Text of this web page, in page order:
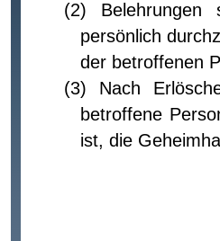
(2) Belehrungen
persönlich
der betroffenen
(3) Nach
betroffene
ist, die